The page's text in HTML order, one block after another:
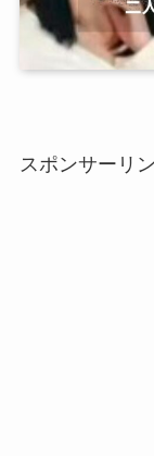
スポンサーリ